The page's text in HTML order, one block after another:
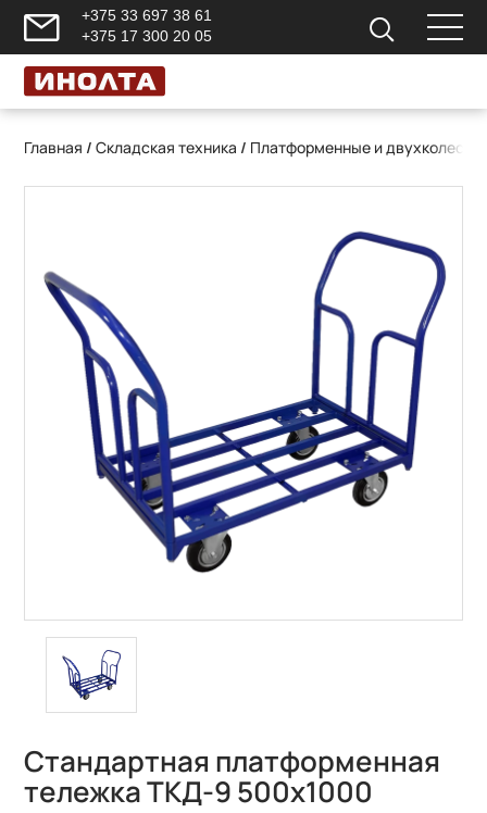
+375 33 697 38 61
+375 17 300 20 05
Главная /Складская техника / Платформенные и
Стандартная платформенная
тележка ТКД-9 500х1000